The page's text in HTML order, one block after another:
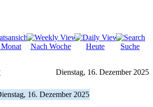
Nach Woche Heute Suche
Dienstag, 16. Dezember 2025
16. Dezember 2025